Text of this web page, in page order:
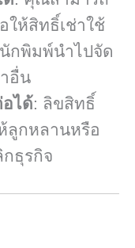
ให้สิทธิ์เช่าใช้
กพิมพ์นำไปจัด
อื่น
ได้: ลิขสิทธิ์
ลูกหลานหรือ
ธุรกิจ